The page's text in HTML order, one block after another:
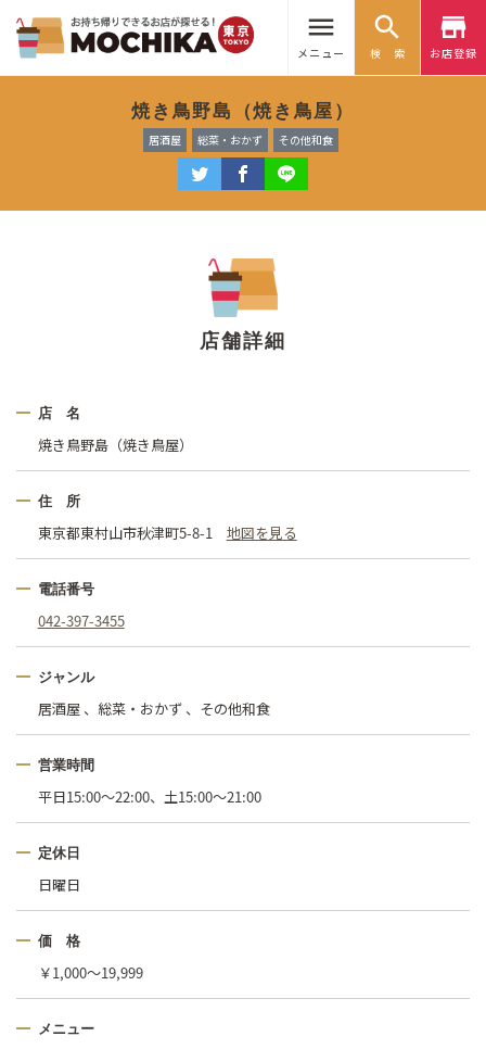
menu
メニュー
search
検 索
store
お店登録
焼き鳥野島（焼き鳥屋）
居酒屋 総菜・おかず その他和食
店舗詳細
店 名
焼き鳥野島（焼き鳥屋）
住 所
東京都東村山市秋津町5-8-1 地図を見る
電話番号
042-397-3455
ジャンル
居酒屋 、総菜・おかず 、その他和食
営業時間
平日15:00～22:00、土15:00～21:00
定休日
日曜日
価 格
￥1,000〜19,999
メニュー